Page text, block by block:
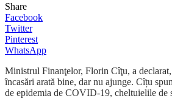
Share
Facebook
Twitter
Pinterest
WhatsApp
Ministrul Finanţelor, Florin Cîţu, a
încasări arată bine, dar nu ajunge. Cîțu
de epidemia de COVID-19, cheltuielile de